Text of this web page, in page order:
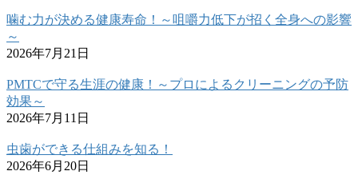
噛む力が決める健康寿命！～咀嚼力低下が招く全身への影響
～
2026年7月21日
PMTCで守る生涯の健康！～プロによるクリーニングの予防
効果～
2026年7月11日
虫歯ができる仕組みを知る！
2026年6月20日